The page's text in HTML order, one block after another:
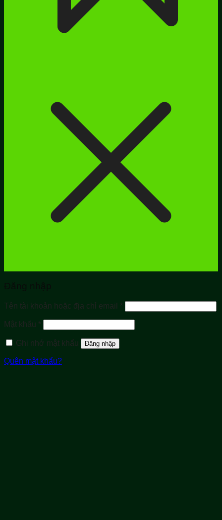
Đăng nhập
Tên tài khoản hoặc địa chỉ email *
buộc
Mật khẩu *
buộc
Ghi nhớ mật khẩu
Đăng nhập
Quên mật khẩu?